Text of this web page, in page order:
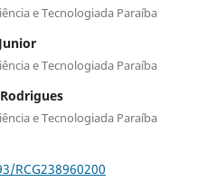
e Tecnologiada Paraíba
e Tecnologiada Paraíba
e Tecnologiada Paraíba
RCG238960200